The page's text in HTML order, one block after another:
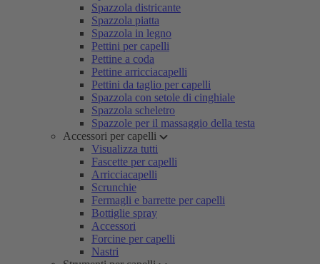
Spazzola districante
Spazzola piatta
Spazzola in legno
Pettini per capelli
Pettine a coda
Pettine arricciacapelli
Pettini da taglio per capelli
Spazzola con setole di cinghiale
Spazzola scheletro
Spazzole per il massaggio della testa
Accessori per capelli
Visualizza tutti
Fascette per capelli
Arricciacapelli
Scrunchie
Fermagli e barrette per capelli
Bottiglie spray
Accessori
Forcine per capelli
Nastri